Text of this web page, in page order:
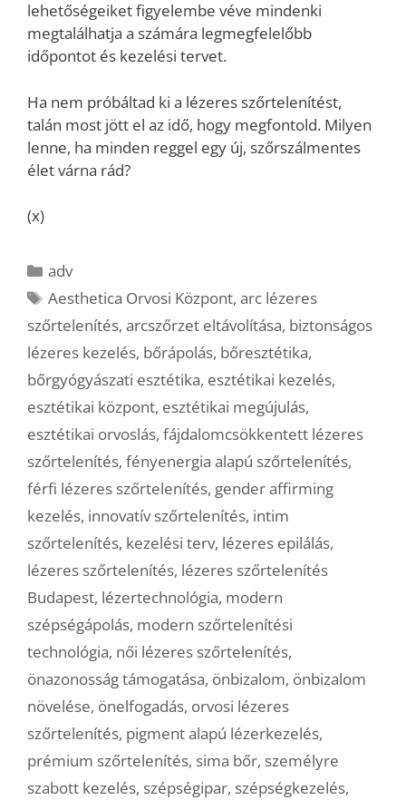
lehetőségeiket figyelembe véve mindenki
megtalálhatja a számára legmegfelelőbb
időpontot és kezelési tervet.
Ha nem próbáltad ki a lézeres szőrtelenítést,
talán most jött el az idő, hogy megfontold. Milyen
lenne, ha minden reggel egy új, szőrszálmentes
élet várna rád?
(x)
Kategória
adv
Címkék
Aesthetica Orvosi Központ,arc lézeres
szőrtelenítés, arcszőrzet eltávolítása, biztonságos
lézeres kezelés, bőrápolás, bőresztétika,
bőrgyógyászati esztétika, esztétikai kezelés,
esztétikai központ, esztétikai megújulás,
esztétikai orvoslás, fájdalomcsökkentett lézeres
szőrtelenítés, fényenergia alapú szőrtelenítés,
férfi lézeres szőrtelenítés, gender affirming
kezelés, innovatív szőrtelenítés, intim
szőrtelenítés, kezelési terv, lézeres epilálás,
lézeres szőrtelenítés, lézeres szőrtelenítés
Budapest, lézertechnológia, modern
szépségápolás, modern szőrtelenítési
technológia, női lézeres szőrtelenítés,
önazonosság támogatása, önbizalom, önbizalom
növelése, önelfogadás, orvosi lézeres
szőrtelenítés, pigment alapú lézerkezelés,
prémium szőrtelenítés, sima bőr, személyre
szabott kezelés, szépségipar, szépségkezelés,